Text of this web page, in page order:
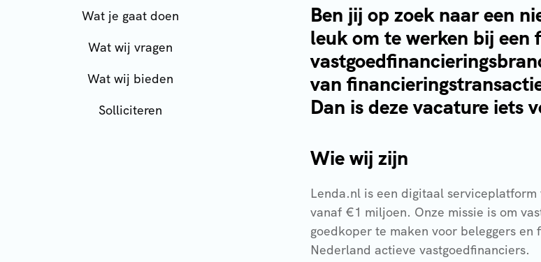
Wat je gaat doen
Wat wij vragen
Wat wij bieden
Solliciteren
Ben jij op zoek naar een
leuk om te werken bij
van
Dan is deze vacature iets
Wie wij zijn
Lenda.nl is een digitaal
vanaf €1 miljoen. Onze missie is om
goedkoper te maken voor beleggers
Nederland actieve vastgoedfinanciers.